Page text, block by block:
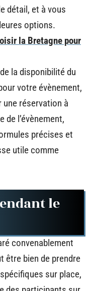
détail, et à vous
options.
la Bretagne pour
la disponibilité du
votre évènement,
une réservation à
de l’évènement,
précises et
utile comme
le
convenablement
être bien de prendre
sur place,